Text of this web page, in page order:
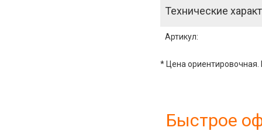
Технические
Артикул:
* Цена ориентировочная.
Быстрое